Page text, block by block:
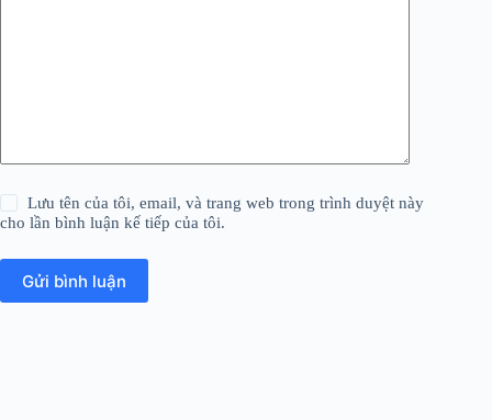
Lưu tên của tôi, email, và trang web trong trình duyệt này
cho lần bình luận kế tiếp của tôi.
Gửi bình luận